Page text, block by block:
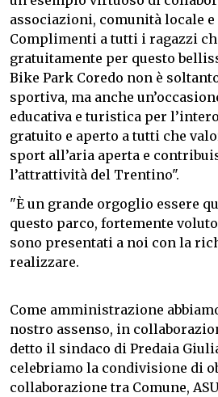
associazioni, comunità locale
Complimenti a tutti i ragazzi
gratuitamente per questo
Bike Park Coredo non è
sportiva, ma anche
educativa e turistica per
gratuito e aperto a tutti che
sport all’aria aperta e
l’attrattività del Trentino".
"È un grande orgoglio essere
questo parco, fortemente
sono presentati a noi con la
realizzare.
Come amministrazione
nostro assenso, in
detto il sindaco di Predaia
celebriamo la condivisione di
collaborazione tra Comune,